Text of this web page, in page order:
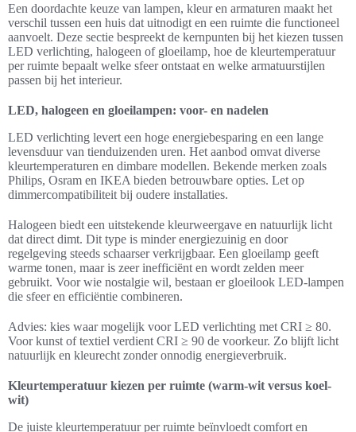
Een doordachte keuze van lampen, kleur en armaturen maakt het
verschil tussen een huis dat uitnodigt en een ruimte die functioneel
aanvoelt. Deze sectie bespreekt de kernpunten bij het kiezen tussen
LED verlichting, halogeen of gloeilamp, hoe de kleurtemperatuur
per ruimte bepaalt welke sfeer ontstaat en welke armatuurstijlen
passen bij het interieur.
LED, halogeen en gloeilampen: voor- en nadelen
LED verlichting levert een hoge energiebesparing en een lange
levensduur van tienduizenden uren. Het aanbod omvat diverse
kleurtemperaturen en dimbare modellen. Bekende merken zoals
Philips, Osram en IKEA bieden betrouwbare opties. Let op
dimmercompatibiliteit bij oudere installaties.
Halogeen biedt een uitstekende kleurweergave en natuurlijk licht
dat direct dimt. Dit type is minder energiezuinig en door
regelgeving steeds schaarser verkrijgbaar. Een gloeilamp geeft
warme tonen, maar is zeer inefficiënt en wordt zelden meer
gebruikt. Voor wie nostalgie wil, bestaan er gloeilook LED-lampen
die sfeer en efficiëntie combineren.
Advies: kies waar mogelijk voor LED verlichting met CRI ≥ 80.
Voor kunst of textiel verdient CRI ≥ 90 de voorkeur. Zo blijft licht
natuurlijk en kleurecht zonder onnodig energieverbruik.
Kleurtemperatuur kiezen per ruimte (warm-wit versus koel-
wit)
De juiste kleurtemperatuur per ruimte beïnvloedt comfort en